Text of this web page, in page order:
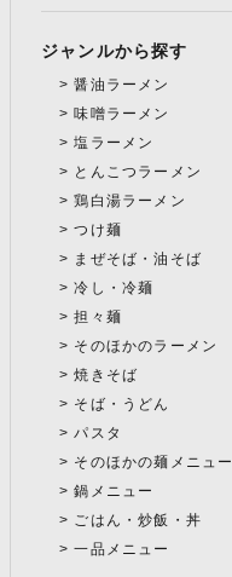
ジャンルから探す
醤油ラーメン
味噌ラーメン
塩ラーメン
とんこつラーメン
鶏白湯ラーメン
つけ麺
まぜそば・油そば
冷し・冷麺
担々麺
そのほかのラーメン
焼きそば
そば・うどん
パスタ
そのほかの麺メニュー
鍋メニュー
ごはん・炒飯・丼
一品メニュー